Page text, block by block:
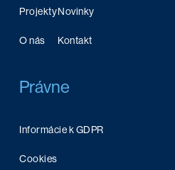
Projekty
O nás
Novinky
Kontakt
Právne
Informácie k GDPR
Cookies